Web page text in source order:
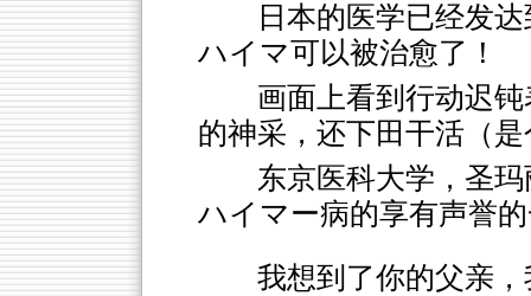
日本的医学已经发
ハイマ可以被治愈了！
画面上看到行动迟
的神采，还下田干活（
东京医科大学，圣
ハイマー病的享有声誉
我想到了你的父亲